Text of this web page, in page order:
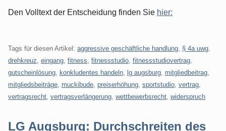
Den Volltext der Entscheidung finden Sie hier:
Tags für diesen Artikel: aggressive geschäftliche handlung § 4a uwg
drehkreuz eingang fitness fitnessstudio fitnessstudiovertrag
gutscheinlösung
konkludentes handeln lg augsburg mitgliedbeitrag
mitgliedsbeiträge muckibude preiserhöhung sportstudio vertrag
vertragsrecht vertragsverlängerung wettbewerbsrecht widerspruch
LG Augsburg: Durchschreiten des